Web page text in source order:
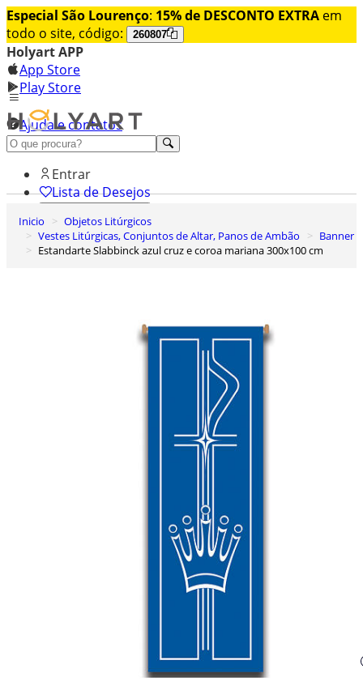
Especial São Lourenço: 15% de DESCONTO EXTRA em
todo o site, código:
260807
Holyart APP
App Store
Play Store
Ajuda e contatos
Conheça premium
Entrar
Lista de Desejos
0
Carrinho de Compras
Inicio
Objetos Litúrgicos
Vestes Litúrgicas, Conjuntos de Altar, Panos de Ambão
Banner
Estandarte Slabbinck azul cruz e coroa mariana 300x100 cm